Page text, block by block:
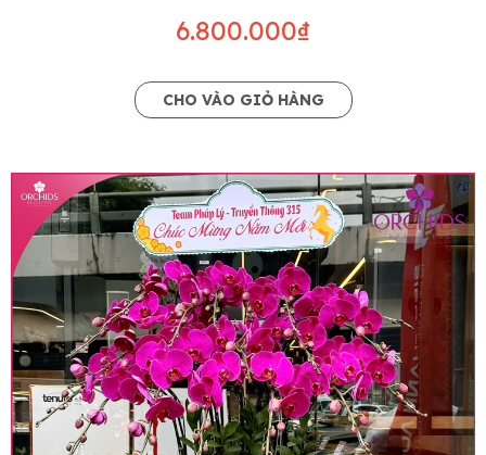
6.800.000₫
CHO VÀO GIỎ HÀNG